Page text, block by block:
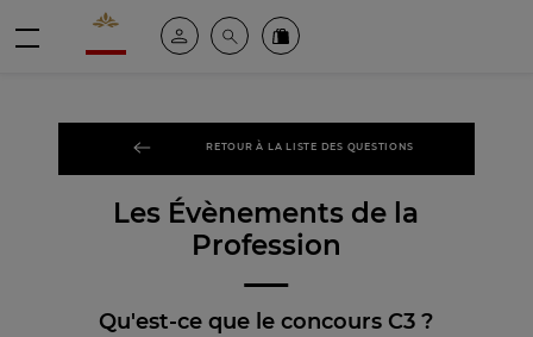
Valrhona - Imaginons le meilleur du chocolat
Espace clientRechercheCommandez en ligne
RETOUR À LA LISTE DES QUESTIONS
Les Évènements de la
Profession
Qu'est-ce que le concours C3 ?